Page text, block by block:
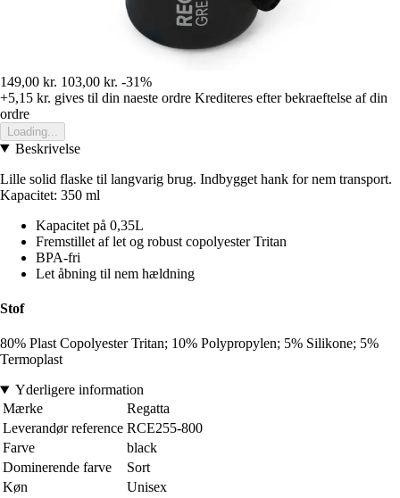
149,00 kr. 103,00 kr. -31%
+5,15 kr. gives til din naeste ordre Krediteres efter bekraeftelse af din
ordre
Loading...
Beskrivelse
Lille solid flaske til langvarig brug. Indbygget hank for nem transport.
Kapacitet: 350 ml
Kapacitet på 0,35L
Fremstillet af let og robust copolyester Tritan
BPA-fri
Let åbning til nem hældning
Stof
80% Plast Copolyester Tritan; 10% Polypropylen; 5% Silikone; 5%
Termoplast
Yderligere information
Mærke
Regatta
Leverandør reference RCE255-800
Farve
black
Dominerende farve
Sort
Køn
Unisex